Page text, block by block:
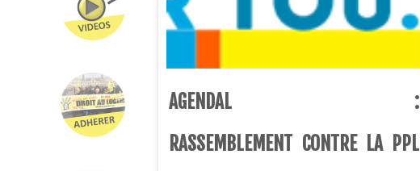
AGENDAL :
RASSEMBLEMENT CONTRE LA PPL